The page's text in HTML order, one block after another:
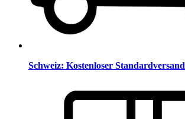
Schweiz: Kostenloser Standardversand